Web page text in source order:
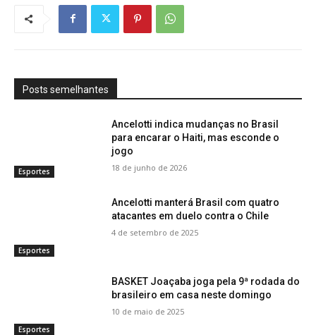
Posts semelhantes
Esportes
Ancelotti indica mudanças no Brasil
para encarar o Haiti, mas esconde o
jogo
18 de junho de 2026
Esportes
Ancelotti manterá Brasil com quatro
atacantes em duelo contra o Chile
4 de setembro de 2025
Esportes
BASKET Joaçaba joga pela 9ª rodada do
brasileiro em casa neste domingo
10 de maio de 2025